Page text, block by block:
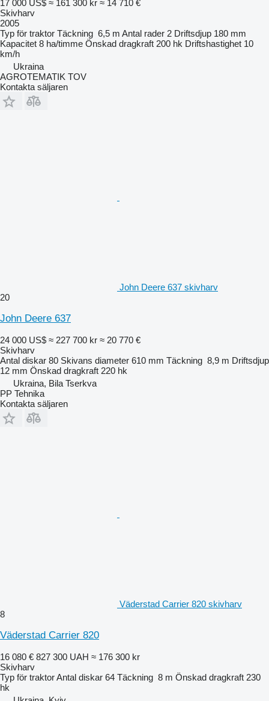
17 000 US$ ≈ 161 300 kr ≈ 14 710 €
Skivharv
2005
Typ för traktor Täckning 6,5 m Antal rader 2 Driftsdjup 180 mm
Kapacitet 8 ha/timme Önskad dragkraft 200 hk Driftshastighet 10
km/h
Ukraina
AGROTEMATIK TOV
Kontakta säljaren
John Deere 637 skivharv
20
John Deere 637
24 000 US$ ≈ 227 700 kr ≈ 20 770 €
Skivharv
Antal diskar 80 Skivans diameter 610 mm Täckning 8,9 m Driftsdjup
12 mm Önskad dragkraft 220 hk
Ukraina, Bila Tserkva
PP Tehnika
Kontakta säljaren
Väderstad Carrier 820 skivharv
8
Väderstad Carrier 820
16 080 € 827 300 UAH ≈ 176 300 kr
Skivharv
Typ för traktorAntal diskar 64 Täckning 8 m Önskad dragkraft 230
hk